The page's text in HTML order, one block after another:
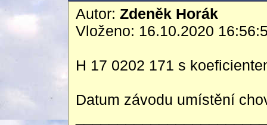
Autor: Zdeněk Horák
Vloženo: 16.10.2020
H 17 0202 171 s
Datum závodu umístění